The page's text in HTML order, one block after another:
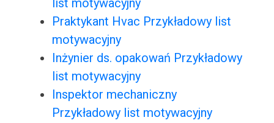
list motywacyjny
Praktykant Hvac Przykładowy list
motywacyjny
Inżynier ds. opakowań Przykładowy
list motywacyjny
Inspektor mechaniczny
Przykładowy list motywacyjny